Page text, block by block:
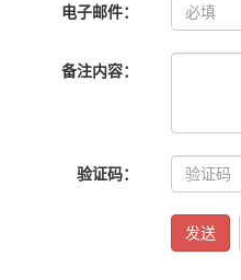
电子邮件：
备注内容：
验证码：
发送